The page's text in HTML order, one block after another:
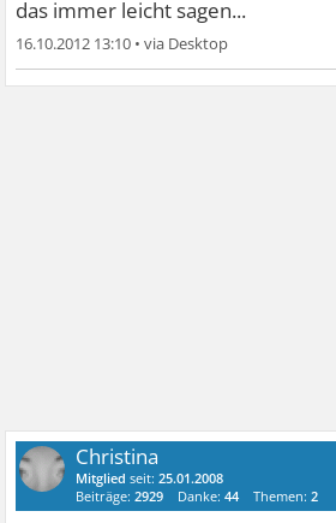
das immer leicht sagen...
16.10.2012 13:10 •
Christina
Mitglied seit:25.01.2008
Beiträge:2929 Danke:44 Themen:2